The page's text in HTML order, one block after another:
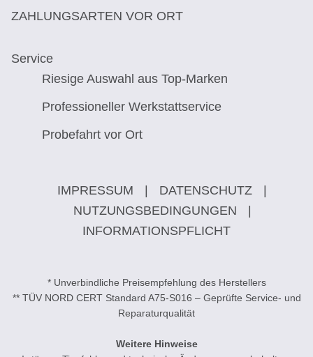
ZAHLUNGSARTEN VOR ORT
Service
Riesige Auswahl aus Top-Marken
Professioneller Werkstattservice
Probefahrt vor Ort
IMPRESSUM DATENSCHUTZ
NUTZUNGSBEDINGUNGEN
INFORMATIONSPFLICHT
* Unverbindliche Preisempfehlung des Herstellers
** TÜV NORD CERT Standard A75-S016 – Geprüfte Service- und
Reparaturqualität
Weitere Hinweise